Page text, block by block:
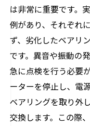
は非常に重要です。
例があり、それぞれ
ず、劣化したベアリ
です。異音や振動の
急に点検を行う必要
ーターを停止し、電
ベアリングを取り外
交換します。この際